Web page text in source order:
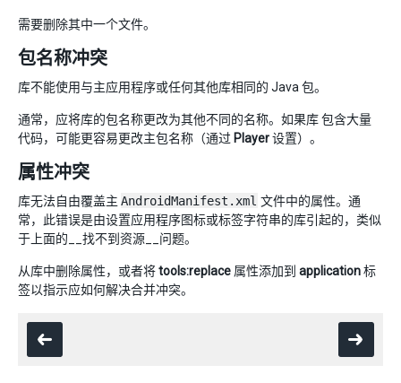
需要删除其中一个文件。
包名称冲突
库不能使用与主应用程序或任何其他库相同的 Java 包。
通常，应将库的包名称更改为其他不同的名称。如果库 包含大量
代码，可能更容易更改主包名称（通过 Player设置）。
属性冲突
库无法自由覆盖主 AndroidManifest.xml 文件中的属性。通
常，此错误是由设置应用程序图标或标签字符串的库引起的，类似
于上面的__找不到资源__问题。
从库中删除属性，或者将tools:replace 属性添加到 application标
签以指示应如何解决合并冲突。